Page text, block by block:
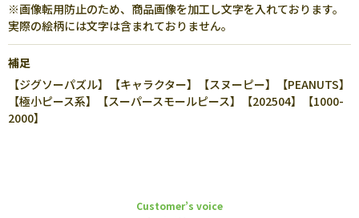
※画像転用防止のため、商品画像を加工し文字を入れております。
実際の絵柄には文字は含まれておりません。
補足
【ジグソーパズル】【キャラクター】【スヌーピー】【PEANUTS】
【極小ピース系】【スーパースモールピース】【202504】【1000-
2000】
Customer’s voice